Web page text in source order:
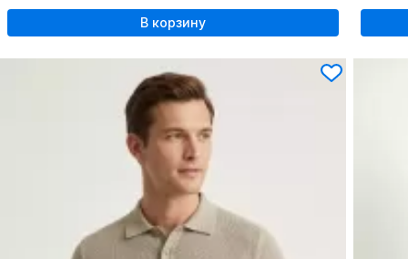
В корзину